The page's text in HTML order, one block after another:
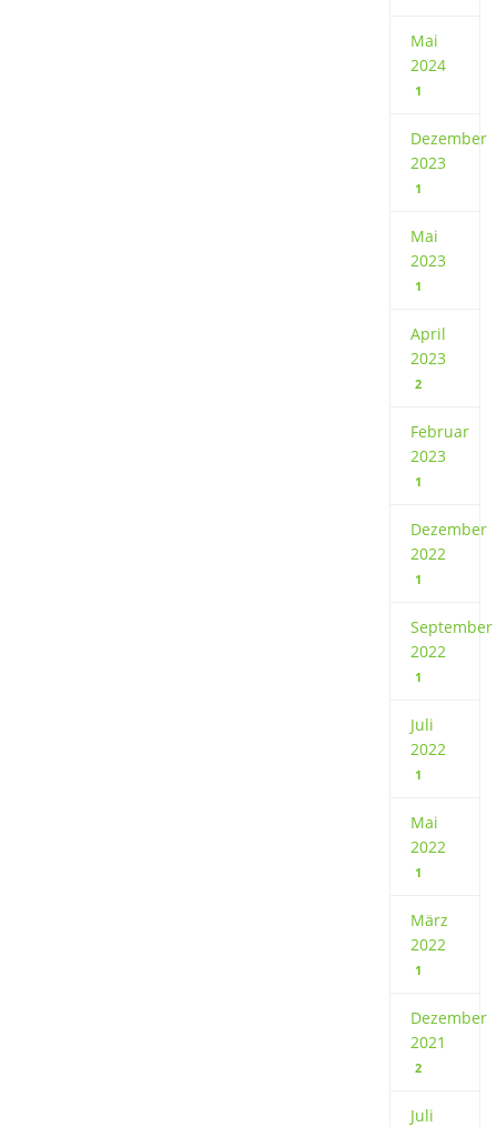
Mai
2024
1
Dezember
2023
1
Mai
2023
1
April
2023
2
Februar
2023
1
Dezember
2022
1
September
2022
1
Juli
2022
1
Mai
2022
1
März
2022
1
Dezember
2021
2
Juli